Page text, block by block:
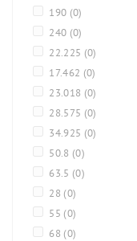
190 (0)
240 (0)
22.225 (0)
17.462 (0)
23.018 (0)
28.575 (0)
34.925 (0)
50.8 (0)
63.5 (0)
28 (0)
55 (0)
68 (0)